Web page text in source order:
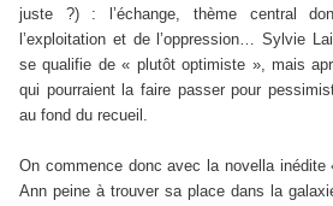
juste ?) : l’échange, thème central
l’exploitation et de l’oppression… Sylvie
se qualifie de « plutôt optimiste », mais
qui pourraient la faire passer pour
au fond du recueil.
On commence donc avec la novella inédite
Ann peine à trouver sa place dans la